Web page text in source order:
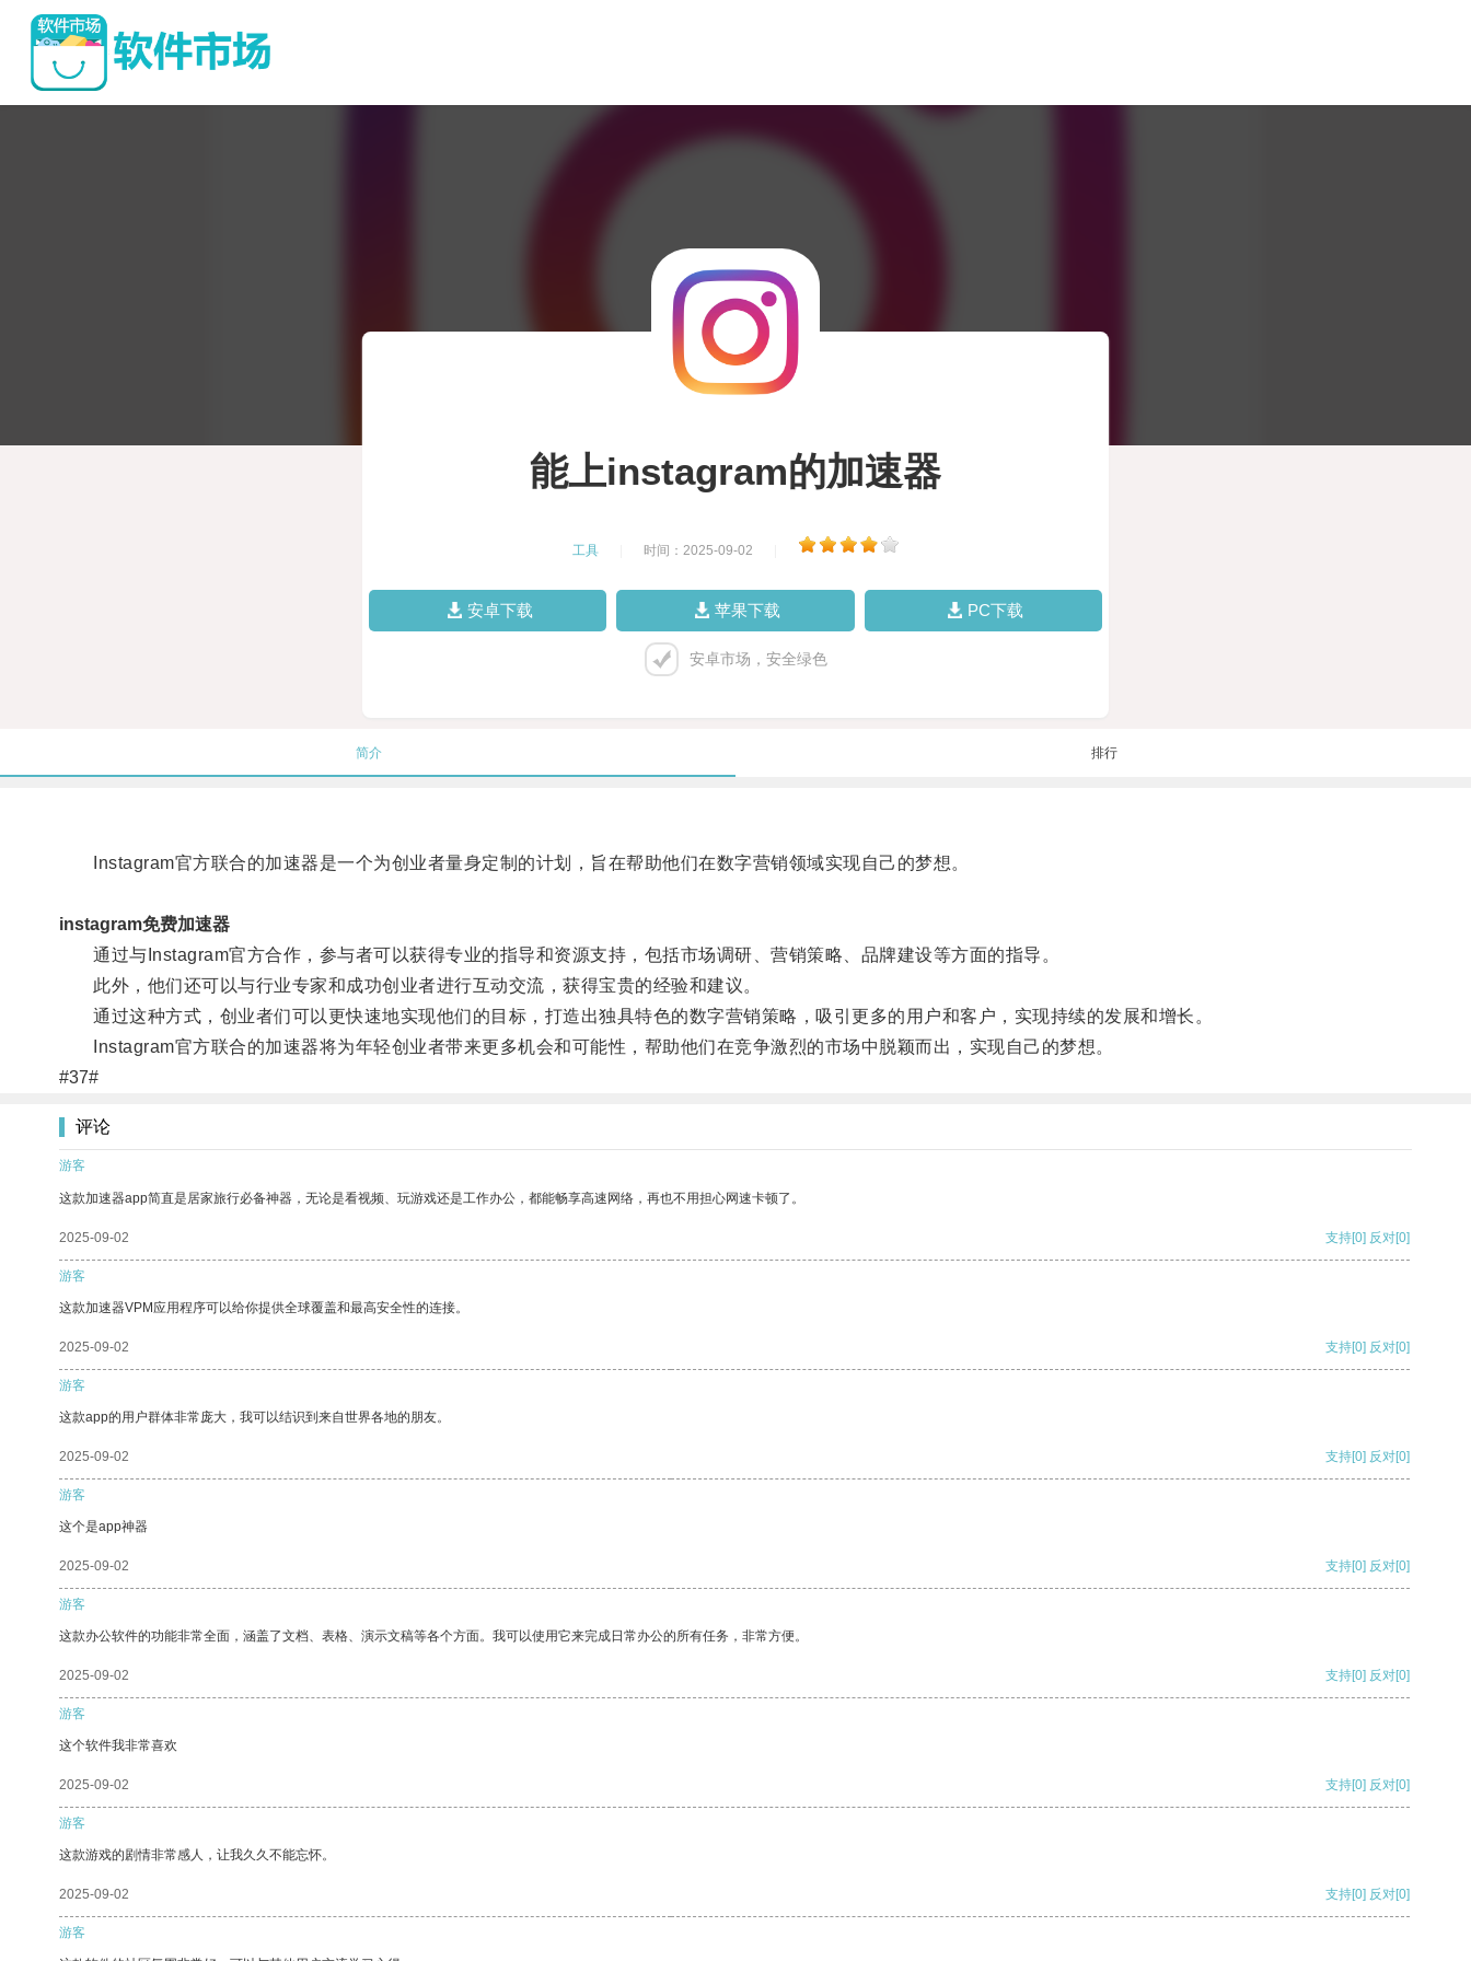
能上instagram的加速器
工具 时间：2025-09-02
安卓下载 苹果下载 PC下载
安卓市场，安全绿色
简介 排行
Instagram官方联合的加速器是一个为创业者量身定制的计划，旨在帮助他们在数字营销领域实现自己的梦想。
instagram免费加速器
通过与Instagram官方合作，参与者可以获得专业的指导和资源支持，包括市场调研、营销策略、品牌建设等方面的指导。
此外，他们还可以与行业专家和成功创业者进行互动交流，获得宝贵的经验和建议。
通过这种方式，创业者们可以更快速地实现他们的目标，打造出独具特色的数字营销策略，吸引更多的用户和客户，实现持续的发展和增长。
Instagram官方联合的加速器将为年轻创业者带来更多机会和可能性，帮助他们在竞争激烈的市场中脱颖而出，实现自己的梦想。
#37#
评论
游客
这款加速器app简直是居家旅行必备神器，无论是看视频、玩游戏还是工作办公，都能畅享高速网络，再也不用担心网速卡顿了。
2025-09-02 支持[0] 反对[0]
游客
这款加速器VPM应用程序可以给你提供全球覆盖和最高安全性的连接。
2025-09-02 支持[0] 反对[0]
游客
这款app的用户群体非常庞大，我可以结识到来自世界各地的朋友。
2025-09-02 支持[0] 反对[0]
游客
这个是app神器
2025-09-02 支持[0] 反对[0]
游客
这款办公软件的功能非常全面，涵盖了文档、表格、演示文稿等各个方面。我可以使用它来完成日常办公的所有任务，非常方便。
2025-09-02 支持[0] 反对[0]
游客
这个软件我非常喜欢
2025-09-02 支持[0] 反对[0]
游客
这款游戏的剧情非常感人，让我久久不能忘怀。
2025-09-02 支持[0] 反对[0]
游客